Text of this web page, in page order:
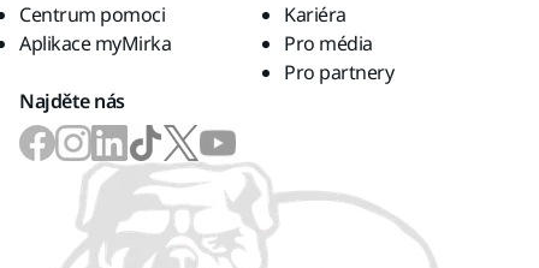
Centrum pomoci
Aplikace myMirka
Kariéra
Pro média
Pro partnery
Najděte nás